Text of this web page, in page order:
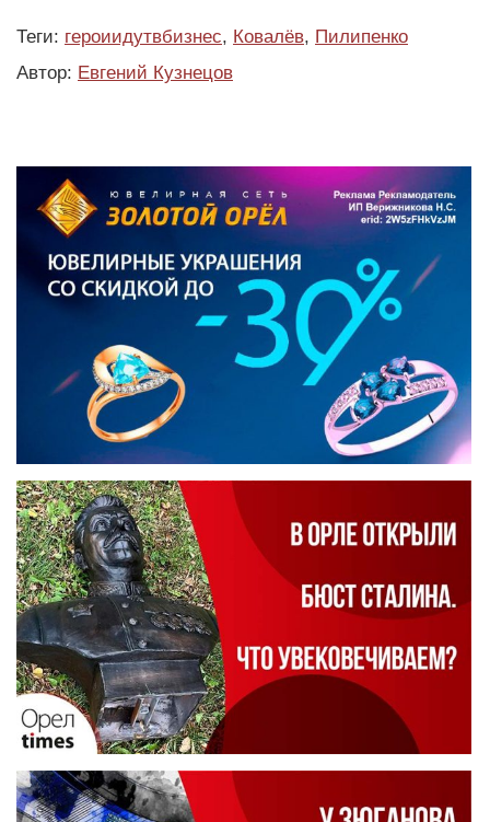
Теги: героиидутвбизнес, Ковалёв, Пилипенко
Автор: Евгений Кузнецов